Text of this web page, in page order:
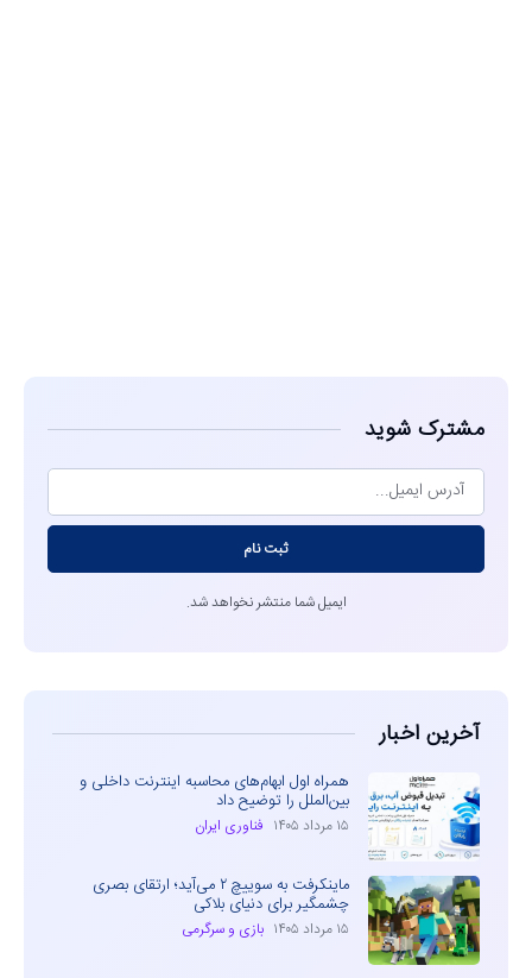
مشترک شوید
ثبت نام
ایمیل شما منتشر نخواهد شد.
آخرین اخبار
همراه اول ابهام‌های محاسبه اینترنت داخلی و
بین‌الملل را توضیح داد
۱۵ مرداد ۱۴۰۵ فناوری ایران
ماینکرفت به سوییچ ۲ می‌آید؛ ارتقای بصری
چشمگیر برای دنیای بلاکی
۱۵ مرداد ۱۴۰۵ بازی و سرگرمی